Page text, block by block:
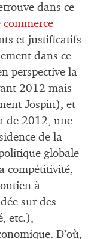
dans ce
commerce
et justificatifs
dans ce
perspective la
2012 mais
Jospin), et
de 2012, une
de la
globale
compétitivité,
à
sur des
etc.),
D’où,